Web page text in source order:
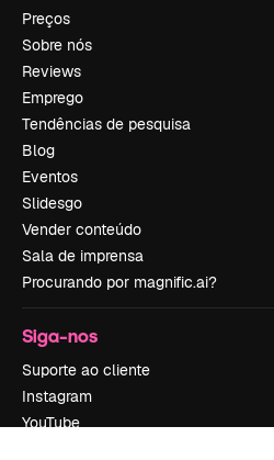
Preços
Sobre nós
Reviews
Emprego
Tendências de pesquisa
Blog
Eventos
Slidesgo
Vender conteúdo
Sala de imprensa
Procurando por magnific.ai?
Siga-nos
Suporte ao cliente
Instagram
YouTube